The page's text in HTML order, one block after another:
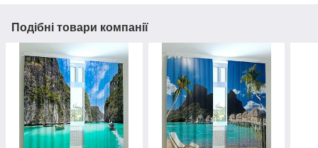
Подібні товари компанії